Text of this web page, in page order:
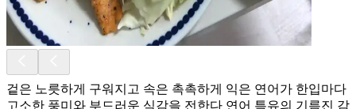
겉은 노릇하게 구워지고 속은 촉촉하게 익은 연어가 한입마다
고소한 풍미와 부드러운 식감을 전한다 연어 특유의 기름진 감